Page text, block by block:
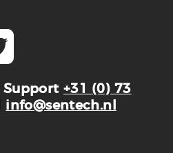
Support +31 (0) 73
info@sentech.nl